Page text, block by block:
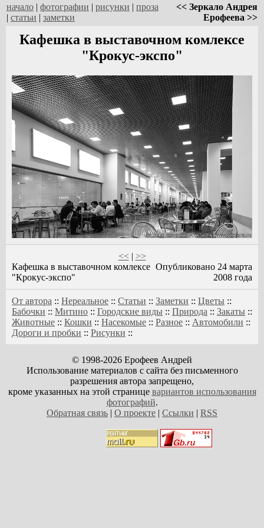
начало | фотографии | рисунки | проза
| статьи | заметки
<< Зеркало Андрея
Ерофеева >>
Кафешка в выставочном комлексе
"Крокус-экспо"
<<| >>
Кафешка в выставочном комлексе
"Крокус-экспо"
Опубликовано 24 марта
2008 года
От автора :: Нереальное :: Статьи :: Заметки :: Цветы ::
Бабочки :: Митино :: Городские виды :: Природа :: Закаты ::
Животные :: Кошки :: Насекомые :: Разное :: Автомобили ::
Дороги и пробки :: Рисунки ::
© 1998-2026 Ерофеев Андрей
Использование материалов с сайта без письменного
разрешения автора запрещено,
кроме указанных на этой странице вариантов использования
фотографий.
Обратная связь | О проекте | Ссылки | RSS